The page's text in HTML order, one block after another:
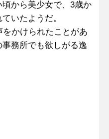
から美少女で、3歳か
いたようだ。
をかけられたことがあ
務所でも欲しがる逸